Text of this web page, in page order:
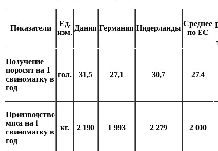
Показатели
Ед.
изм.
Дания Германия Нидерланды
Среднее
по ЕС
Получение
поросят на 1
свиноматку в
год
гол. 31,5 27,1 30,7 27,4
Производство
мяса на 1
свиноматку в
год
кг. 2 190 1 993 2 279 2 000